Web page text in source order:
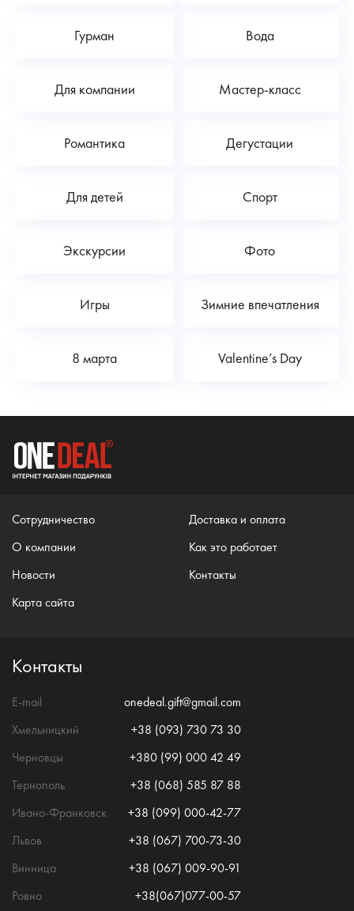
Гурман Вода
Для компании Мастер-класс
Романтика Дегустации
Для детей Спорт
Экскурсии Фото
Игры Зимние впечатления
8 марта Valentine’s Day
Сотрудничество
О компании
Новости
Карта сайта
Доставка и оплата
Как это работает
Контакты
Контакты
E-mail
onedeal.gift@gmail.com
Хмельницкий
+38 (093) 730 73 30
Черновцы
+380 (99) 000 42 49
Тернополь
+38 (068) 585 87 88
Ивано-Франковск
+38 (099) 000-42-77
Львов
+38 (067) 700-73-30
Винница
+38 (067) 009-90-91
Ровно
+38(067)077-00-57